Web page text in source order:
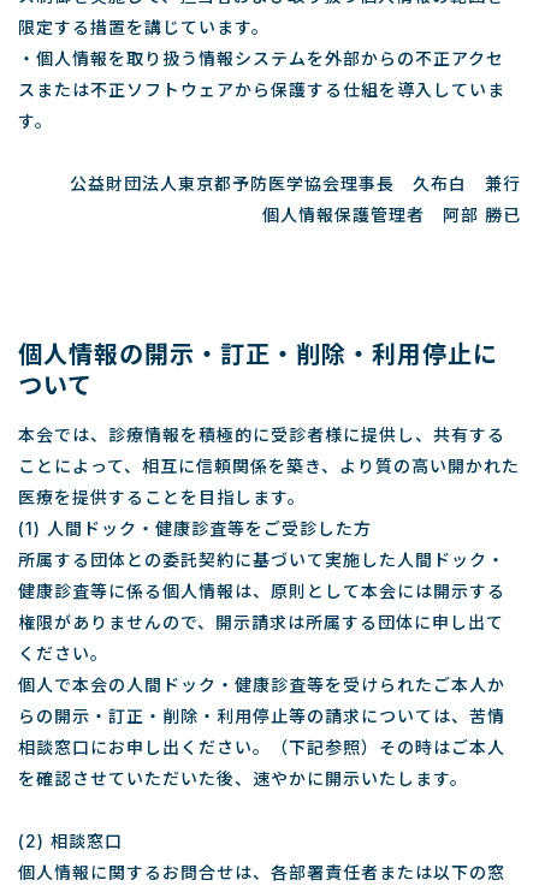
限定する措置を講じています。
・個人情報を取り扱う情報システムを外部からの不正アクセ
スまたは不正ソフトウェアから保護する仕組を導入していま
す。
公益財団法人東京都予防医学協会理事長 久布白 兼行
個人情報保護管理者 阿部 勝已
個人情報の開示・訂正・削除・利用停止に
ついて
本会では、診療情報を積極的に受診者様に提供し、共有する
ことによって、相互に信頼関係を築き、より質の高い開かれた
医療を提供することを目指します。
(1) 人間ドック・健康診査等をご受診した方
所属する団体との委託契約に基づいて実施した人間ドック・
健康診査等に係る個人情報は、原則として本会には開示する
権限がありませんので、開示請求は所属する団体に申し出て
ください。
個人で本会の人間ドック・健康診査等を受けられたご本人か
らの開示・訂正・削除・利用停止等の請求については、苦情
相談窓口にお申し出ください。（下記参照）その時はご本人
を確認させていただいた後、速やかに開示いたします。
(2) 相談窓口
個人情報に関するお問合せは、各部署責任者または以下の窓